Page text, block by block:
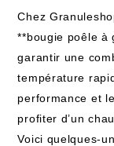
Chez
**bougie poêle à
garantir une
température
performance et
profiter d’un
Voici quelques-